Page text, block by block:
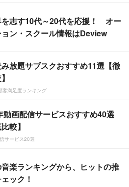
を志す10代～20代を応援！ オー
ン・スクール情報はDeview
放題サブスクおすすめ11選【徹
客満足度ランキング
動画配信サービスおすすめ40選
較】
サービス20選
楽ランキングから、ヒットの推
ック！